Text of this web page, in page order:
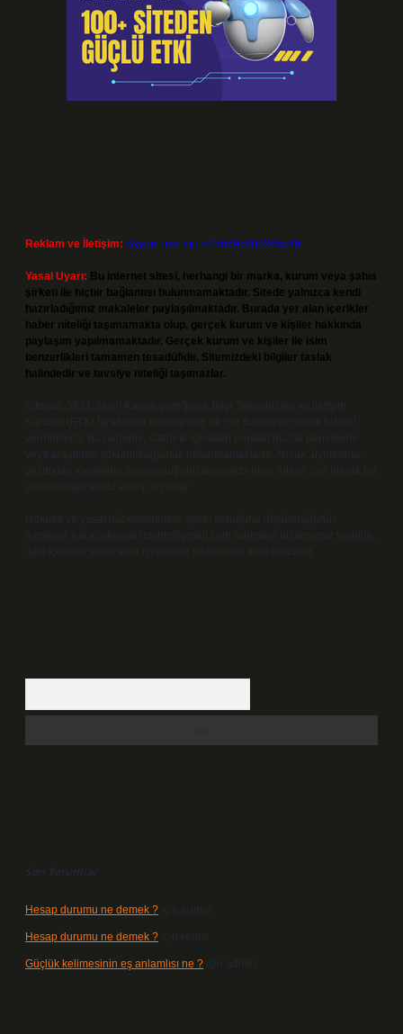
Reklam ve İletişim: Skype: live:.cid.575569c608265c69
Yasal Uyarı: Bu internet sitesi, herhangi bir marka, kurum veya şahıs
şirketi ile hiçbir bağlantısı bulunmamaktadır. Sitede yalnızca kendi
hazırladığımız makaleler paylaşılmaktadır. Burada yer alan içerikler
haber niteliği taşımamakta olup, gerçek kurum ve kişiler hakkında
paylaşım yapılmamaktadır. Gerçek kurum ve kişiler ile isim
benzerlikleri tamamen tesadüfidir. Sitemizdeki bilgiler taslak
halindedir ve tavsiye niteliği taşımazlar.
Sitemiz, 5651 Sayılı Kanun gereğince Bilgi Teknolojileri ve İletişim
Kurumu (BTK) tarafından onaylanmış bir Yer Sağlayıcı olarak hizmet
vermektedir. Bu nedenle, sitedeki içerikleri proaktif olarak denetleme
veya araştırma yükümlülüğümüz bulunmamaktadır. Ancak, üyelerimiz
yazdıkları içeriklerin sorumluluğunu taşımakta olup, siteye üye olarak bu
sorumluluğu kabul etmiş sayılırlar.
Hukuka ve yasal düzenlemelere aykırı olduğunu düşündüğünüz
içerikleri,
backlinkpanelicomtr@gmail.com adresine bildirmeniz halinde,
ilgili içerikler yasal süre içerisinde sitemizden kaldırılacaktır.
Son Yorumlar
Hesap durumu ne demek ? için admin
Hesap durumu ne demek ? için Haluk
Güçlük kelimesinin eş anlamlısı ne ? için admin